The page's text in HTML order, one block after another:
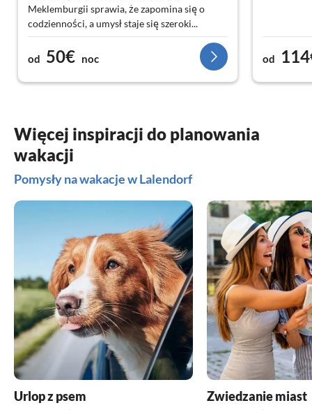
Meklemburgii sprawia, że zapomina się o
codzienności, a umysł staje się szeroki...
Każdego dnia mogliśmy obserwować żurawie
na ich przelotach. Jeśli lubisz odkrywać
spokojne ścieżki z dala od masowej turystyki
na rowerze lub pieszo, to jest to miejsce dla
może stać bezczynnie przez kilka dni.
od 50€ noc od
Więcej inspiracji do planowania
wakacji
Pomysły na wakacje w Lalendorf
Urlop z psem Zwiedzanie miast